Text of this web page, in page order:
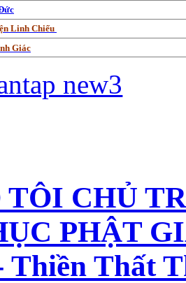
Linh Chiếu
Giác
CHỦ
PHẬT
Thiền Thất